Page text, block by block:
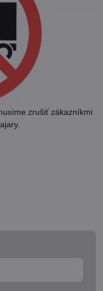
zrušiť zákazníkmi